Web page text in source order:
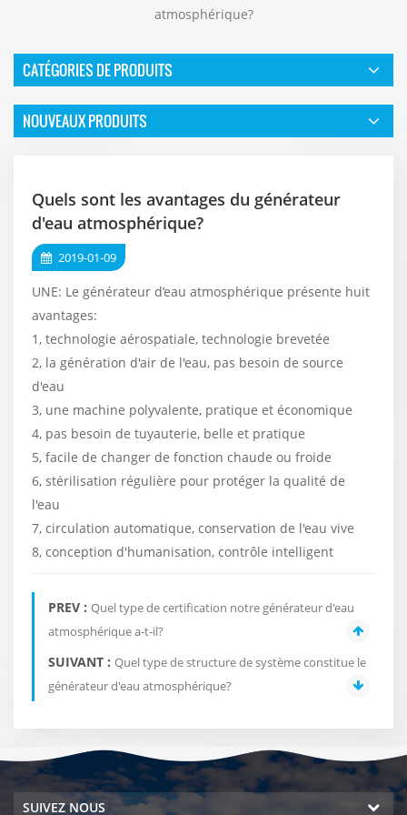
atmosphérique?
CATÉGORIES DE PRODUITS
NOUVEAUX PRODUITS
Quels sont les avantages du générateur
d'eau atmosphérique?
2019-01-09
UNE: Le générateur d’eau atmosphérique présente huit
avantages:
1, technologie aérospatiale, technologie brevetée
2, la génération d'air de l'eau, pas besoin de source
d'eau
3, une machine polyvalente, pratique et économique
4, pas besoin de tuyauterie, belle et pratique
5, facile de changer de fonction chaude ou froide
6, stérilisation régulière pour protéger la qualité de
l'eau
7, circulation automatique, conservation de l'eau vive
8, conception d'humanisation, contrôle intelligent
PREV : Quel type de certification notre générateur d'eau
atmosphérique a-t-il?
SUIVANT : Quel type de structure de système constitue le
générateur d'eau atmosphérique?
SUIVEZ NOUS